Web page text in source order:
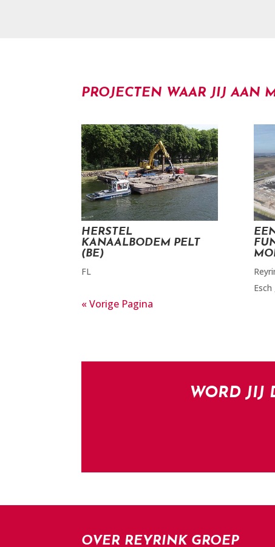
PROJECTEN WAAR JIJ AAN
HERSTEL
KANAALBODEM PELT
(BE)
FL
« Vorige Pagina
WORD JIJ
OVER REYRINK GROEP